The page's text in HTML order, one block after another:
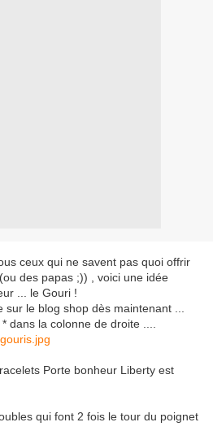
ceux qui ne savent pas quoi offrir
des papas ;)) , voici une idée
... le Gouri !
le blog shop dès maintenant ...
dans la colonne de droite ....
Porte bonheur Liberty est
qui font 2 fois le tour du poignet